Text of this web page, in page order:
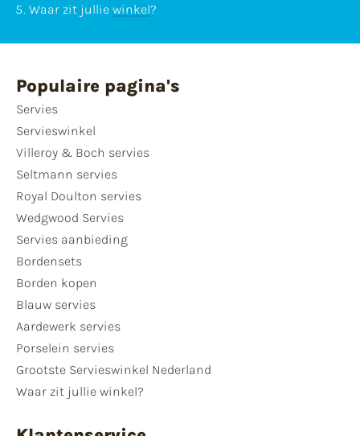
Waar zit jullie winkel?
Populaire pagina's
Servies
Servieswinkel
Villeroy & Boch servies
Seltmann servies
Royal Doulton servies
Wedgwood Servies
Servies aanbieding
Bordensets
Borden kopen
Blauw servies
Aardewerk servies
Porselein servies
Grootste Servieswinkel Nederland
Waar zit jullie winkel?